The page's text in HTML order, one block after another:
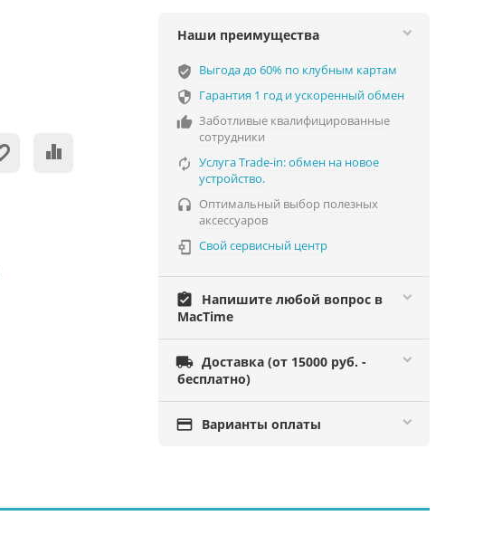
Наши преимущества
verified_user Выгода до 60% по клубным картам
 Гарантия 1 год и ускоренный обмен
 Заботливые квалифицированные
сотрудники
 Услуга Trade-in: обмен на новое
устройство.
 Оптимальный выбор полезных
аксессуаров
 Свой сервисный центр
assignment_turned_in
Напишите любой вопрос в
MacTime
 Доставка (от 15000 руб. -
бесплатно)
 Варианты оплаты